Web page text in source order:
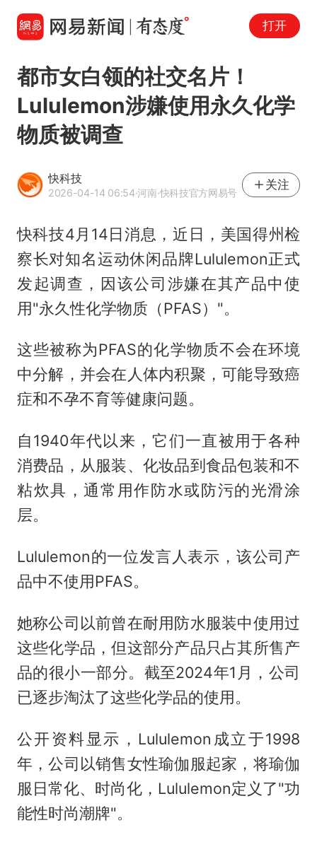
打开
都市女白领的社交名片！
Lululemon涉嫌使用永久化学
物质被调查
快科技
2026-04-14 06:54·河南·快科技官方网易号
关注
快科技4月14日消息，近日，美国得州检
察长对知名运动休闲品牌Lululemon正式
发起调查，因该公司涉嫌在其产品中使
用"永久性化学物质（PFAS）"。
这些被称为PFAS的化学物质不会在环境
中分解，并会在人体内积聚，可能导致癌
症和不孕不育等健康问题。
自1940年代以来，它们一直被用于各种
消费品，从服装、化妆品到食品包装和不
粘炊具，通常用作防水或防污的光滑涂
层。
Lululemon的一位发言人表示，该公司产
品中不使用PFAS。
她称公司以前曾在耐用防水服装中使用过
这些化学品，但这部分产品只占其所售产
品的很小一部分。截至2024年1月，公司
已逐步淘汰了这些化学品的使用。
公开资料显示，Lululemon成立于1998
年，公司以销售女性瑜伽服起家，将瑜伽
服日常化、时尚化，Lululemon定义了"功
能性时尚潮牌"。